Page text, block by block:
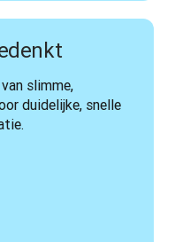
slimme,
duidelijke, snelle